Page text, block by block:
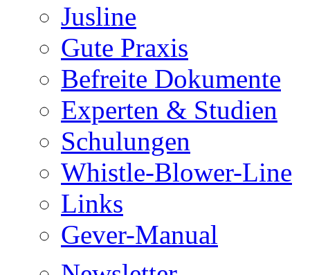
Jusline
Gute Praxis
Befreite Dokumente
Experten & Studien
Schulungen
Whistle-Blower-Line
Links
Gever-Manual